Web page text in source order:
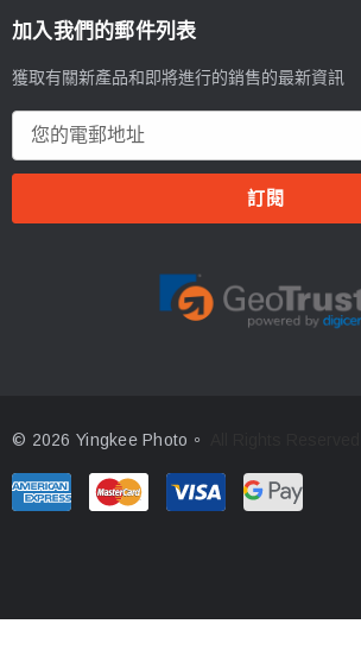
加入我們的郵件列表
獲取有關新產品和即將進行的銷售的最新資訊
郵
© 2026 Yingkee Photo。